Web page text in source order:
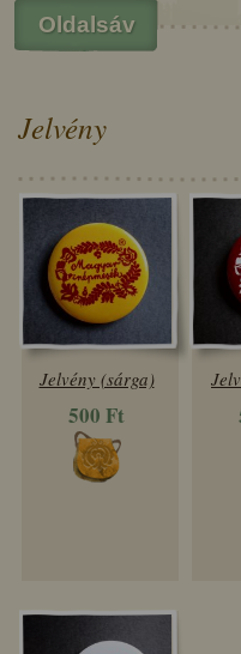
Oldalsáv
Jelvény
Jelvény (sárga)
500 Ft